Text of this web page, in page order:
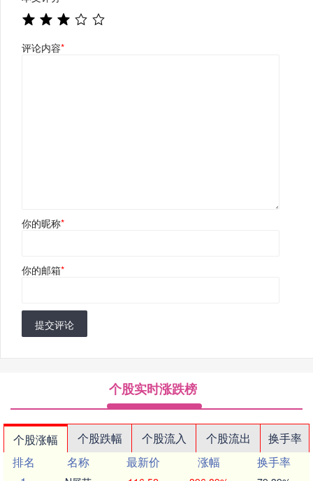
评论内容*
你的昵称*
你的邮箱*
提交评论
个股实时涨跌榜
个股涨幅 个股跌幅 个股流入 个股流出
换手率
排名
名称 最新价 涨幅
换手率